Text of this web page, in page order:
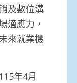
及數位溝
適應力，
來就業機
年4月